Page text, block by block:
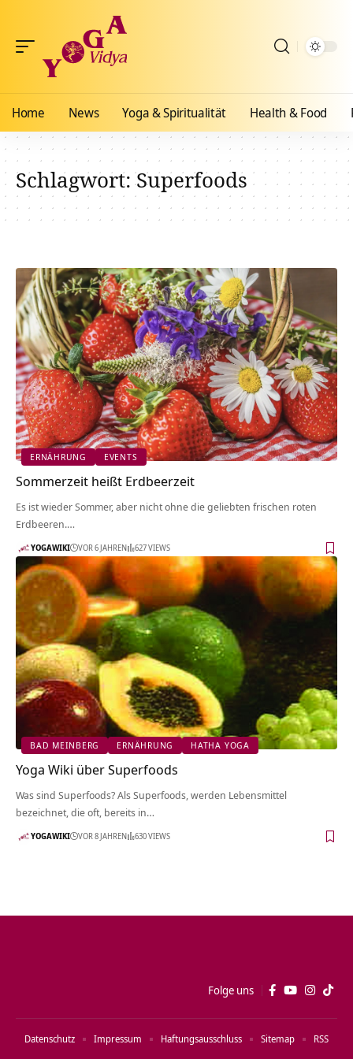
Home News Yoga & Spiritualität Health & Food
Schlagwort:Superfoods
ERNÄHRUNG EVENTS
Sommerzeit heißt Erdbeerzeit
Es ist wieder Sommer, aber nicht ohne die geliebten frischen roten
Erdbeeren.…
YOGAWIKI VOR 6 JAHREN 627 VIEWS
BAD MEINBERG ERNÄHRUNG HATHA YOGA
Yoga Wiki über Superfoods
Was sind Superfoods? Als Superfoods, werden Lebensmittel
bezeichnet, die oft, bereits in…
YOGAWIKI VOR 8 JAHREN 630 VIEWS
Folge uns
Datenschutz Impressum Haftungsausschluss Sitemap RSS